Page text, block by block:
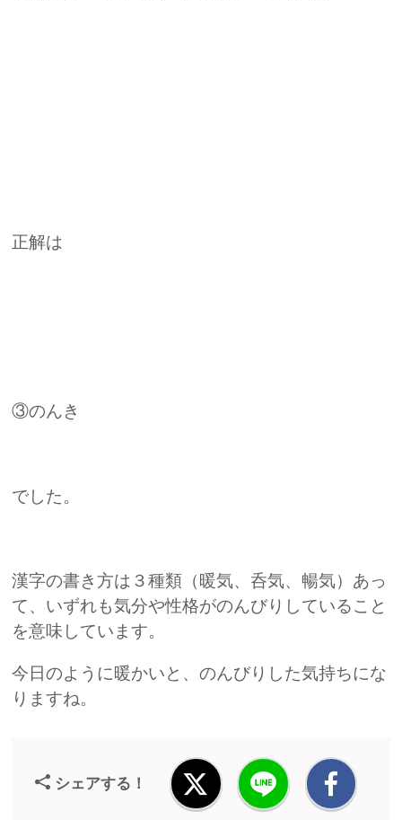
正解は
③のんき
でした。
漢字の書き方は３種類（暖気、呑気、暢気）あっ
て、いずれも気分や性格がのんびりしていること
を意味しています。
今日のように暖かいと、のんびりした気持ちにな
りますね。
シェアする！